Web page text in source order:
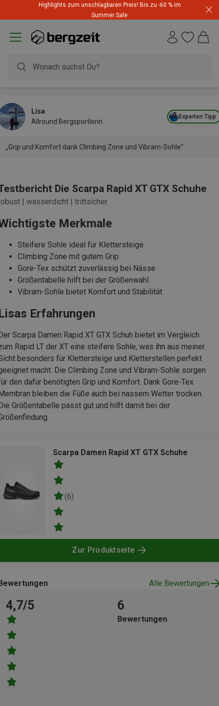
Highlights zum unschlagbaren Preis! Bis zu -60 % im
Summer Sale
Experten Tipp
Lisa
Allround Bergsportlerin
„Grip und Komfort dank Climbing Zone und Vibram-Sohle“
Die Scarpa Rapid XT GTX Schuhe
| wasserdicht | trittsicher
Merkmale
Steifere Sohle ideal für Klettersteige
Climbing Zone mit gutem Grip
Gore-Tex schützt zuverlässig bei Nässe
Größentabelle hilft bei der Größenwahl
Vibram-Sohle bietet Komfort und Stabilität
Erfahrungen
Scarpa Damen Rapid XT GTX Schuh bietet im Vergleich
Rapid LT der XT eine steifere Sohle, was ihn aus meiner
besonders für Klettersteige und Kletterstellen perfekt
macht. Die Climbing Zone und Vibram-Sohle sorgen
den dafür benötigten Grip und Komfort. Dank Gore-Tex
bleiben die Füße auch bei nassem Wetter trocken.
Größentabelle passt gut und hilft damit bei der
Scarpa Damen Rapid XT GTX Schuhe
(6)
Zur Produktseite
Alle Bewertungen
4,7/5 6
Bewertungen